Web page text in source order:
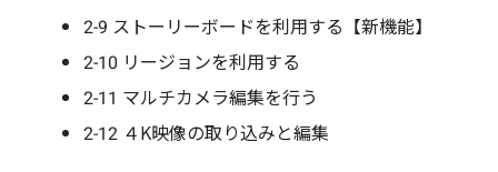
2-9 ストーリーボードを利用する【新機能】
2-10 リージョンを利用する
2-11 マルチカメラ編集を行う
2-12 ４K映像の取り込みと編集